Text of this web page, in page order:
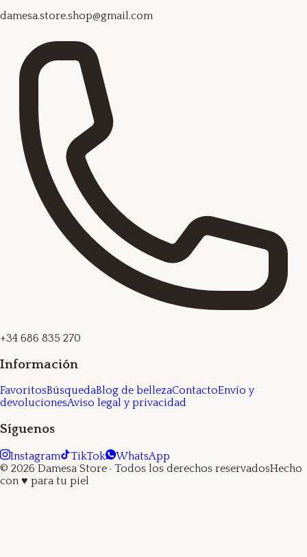
damesa.store.shop@gmail.com
+34 686 835 270
Información
FavoritosBúsquedaBlog de bellezaContactoEnvío y
devolucionesAviso legal y privacidad
Síguenos
Instagram TikTok
WhatsApp
© 2026 Damesa Store · Todos los derechos reservadosHecho
con ♥ para tu piel